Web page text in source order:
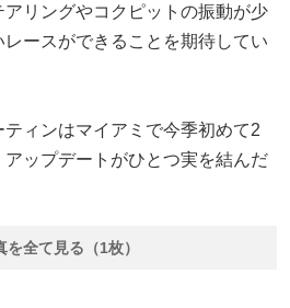
アリングやコクピットの振動が少
ースができることを期待してい
ィンはマイアミで今季初めて2
ップデートがひとつ実を結んだ
を全て見る（1枚）